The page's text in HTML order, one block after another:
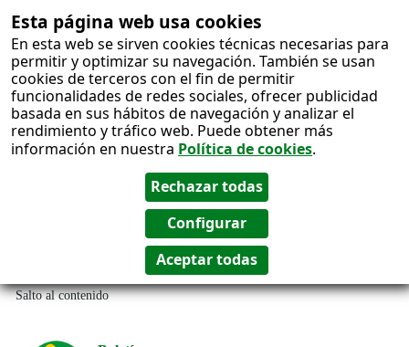
Esta página web usa cookies
En esta web se sirven cookies técnicas necesarias para
permitir y optimizar su navegación. También se usan
cookies de terceros con el fin de permitir
funcionalidades de redes sociales, ofrecer publicidad
basada en sus hábitos de navegación y analizar el
rendimiento y tráfico web. Puede obtener más
información en nuestra Política de cookies.
Salto al contenido